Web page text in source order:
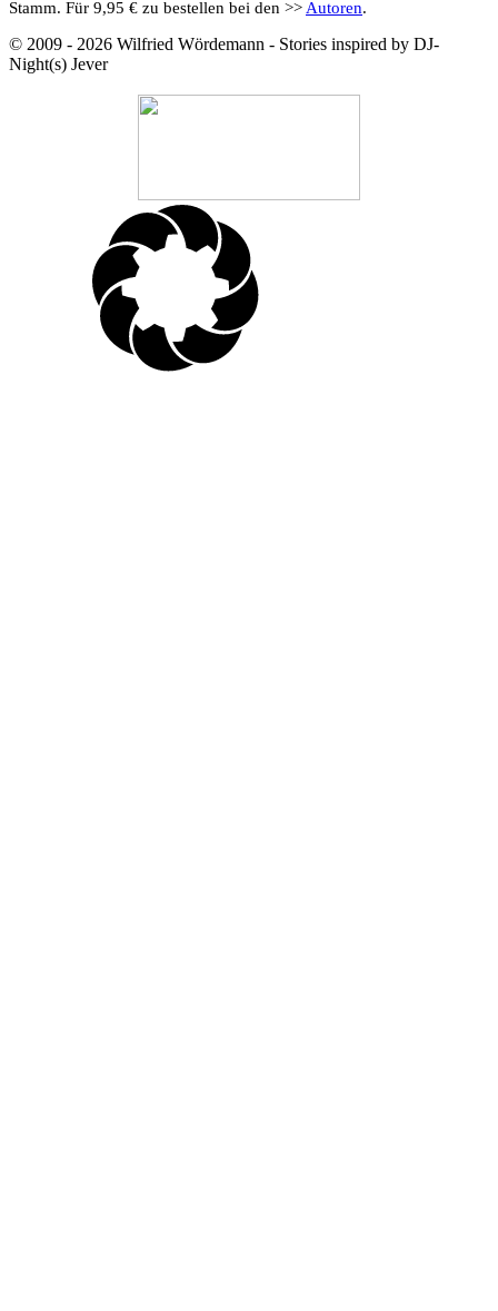
Stamm. Für 9,95 € zu bestellen bei den >> Autoren.
© 2009 - 2026 Wilfried Wördemann - Stories inspired by DJ-
Night(s) Jever